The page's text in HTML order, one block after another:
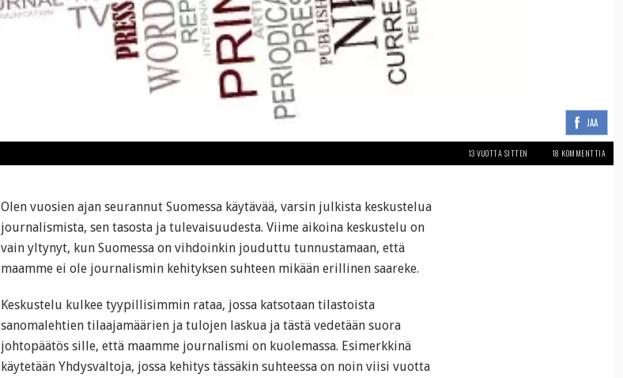
JAA
13 VUOTTA SITTEN 18 KOMMENTTIA
Olen vuosien ajan seurannut Suomessa käytävää, varsin julkista keskustelua
journalismista, sen tasosta ja tulevaisuudesta. Viime aikoina keskustelu on
vain yltynyt, kun Suomessa on vihdoinkin jouduttu tunnustamaan, että
maamme ei ole journalismin kehityksen suhteen mikään erillinen saareke.
Keskustelu kulkee tyypillisimmin rataa, jossa katsotaan tilastoista
sanomalehtien tilaajamäärien ja tulojen laskua ja tästä vedetään suora
johtopäätös sille, että maamme journalismi on kuolemassa. Esimerkkinä
käytetään Yhdysvaltoja, jossa kehitys tässäkin suhteessa on noin viisi vuotta